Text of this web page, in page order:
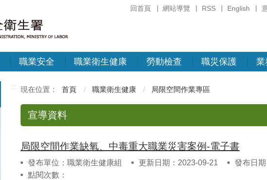
回首頁 網站導覽 RSS English
職業安全 職業衛生健康 勞動檢查 職災保護 業
::: 首頁 職業衛生健康 局限空間作業專區
宣導資料
局限空間作業缺氧、中毒重大職業災害案例-電子書
發布單位：職業衛生健康組 更新日期：2023-09-21
發布日
點閱次數：